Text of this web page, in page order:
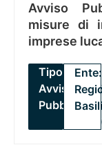
Avviso
misure di
imprese
Tipo:
Avviso
Pubblico
Ente: